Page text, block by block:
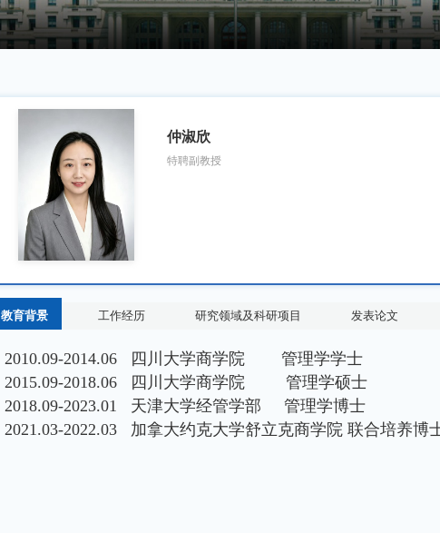
仲淑欣
特聘副教授
教育背景 工作经历 研究领域及科研项目 发表论文
2010.09-2014.06 四川大学商学院 管理学学士
2015.09-2018.06 四川大学商学院 管理学硕士
2018.09-2023.01 天津大学经管学部 管理学博士
2021.03-2022.03 加拿大约克大学舒立克商学院 联合培养博